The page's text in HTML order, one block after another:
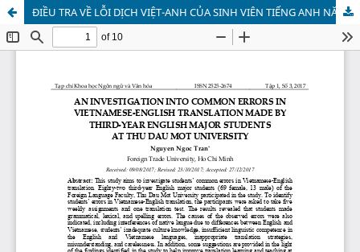
ĐIỀU TRA VỀ LỖI DỊCH VIỆT-ANH CỦA SINH VIÊN TIẾNG ANH NĂM 3 TẠI TRƯỜNG ĐẠI HỌC THỦ DẦU MỘT